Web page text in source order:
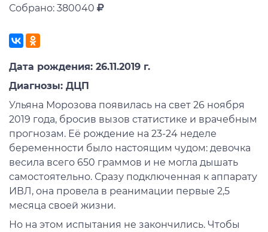
Собрано: 380040
Дата рождения: 26.11.2019 г.
Диагнозы: ДЦП
Ульяна Морозова появилась на свет 26 ноября
2019 года, бросив вызов статистике и врачебным
прогнозам. Её рождение на 23-24 неделе
беременности было настоящим чудом: девочка
весила всего 650 граммов и не могла дышать
самостоятельно. Сразу подключенная к аппарату
ИВЛ, она провела в реанимации первые 2,5
месяца своей жизни.
Но на этом испытания не закончились. Чтобы